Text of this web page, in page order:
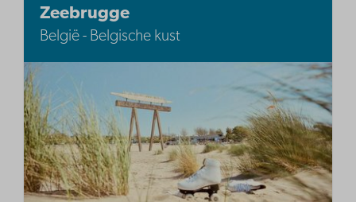
Zeebrugge
België - Belgische kust